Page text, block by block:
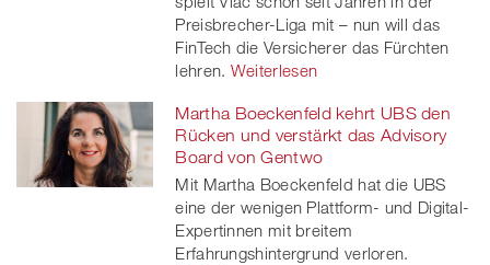
Preisbrecher-Liga mit – nun will das
FinTech die Versicherer das Fürchten
lehren. Weiterlesen
Martha Boeckenfeld kehrt UBS den
Rücken und verstärkt das Advisory
Board von Gentwo
Mit Martha Boeckenfeld hat die UBS
eine der wenigen Plattform- und Digital-
Expertinnen mit breitem
Erfahrungshintergrund verloren.